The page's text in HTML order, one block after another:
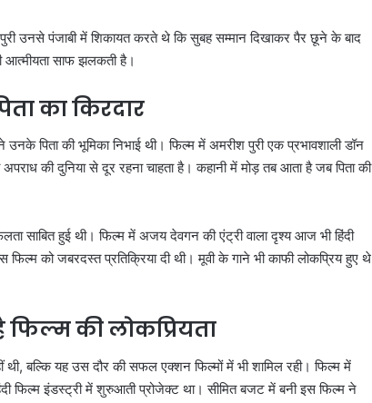
उनसे पंजाबी में शिकायत करते थे कि सुबह सम्मान दिखाकर पैर छूने के बाद
आत्मीयता साफ झलकती है।
का किरदार
पिता की भूमिका निभाई थी। फिल्म में अमरीश पुरी एक प्रभावशाली डॉन
की दुनिया से दूर रहना चाहता है। कहानी में मोड़ तब आता है जब पिता की
साबित हुई थी। फिल्म में अजय देवगन की एंट्री वाला दृश्य आज भी हिंदी
फिल्म को जबरदस्त प्रतिक्रिया दी थी। मूवी के गाने भी काफी लोकप्रिय हुए थे
की लोकप्रियता
बल्कि यह उस दौर की सफल एक्शन फिल्मों में भी शामिल रही। फिल्म में
फिल्म इंडस्ट्री में शुरुआती प्रोजेक्ट था। सीमित बजट में बनी इस फिल्म ने